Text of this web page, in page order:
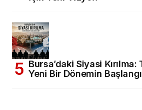
Bursa’daki Siyasi
Yeni Bir Dönemin